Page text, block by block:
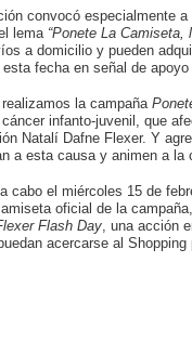
convocó especialmente
lema “Ponete La
a domicilio y pueden
fecha en señal de
la campaña
infanto-juvenil, que
Natalí Dafne Flexer. Y
a esta causa y animen a la
cabo el miércoles 15 de
oficial de la
Flash Day , una acción
acercarse al